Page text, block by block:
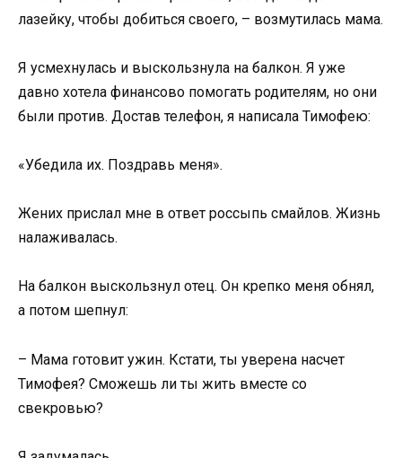
лазейку, чтобы добиться своего, – возмутилась мама.
Я усмехнулась и выскользнула на балкон. Я уже
давно хотела финансово помогать родителям, но они
были против. Достав телефон, я написала Тимофею:
«Убедила их. Поздравь меня».
Жених прислал мне в ответ россыпь смайлов. Жизнь
налаживалась.
На балкон выскользнул отец. Он крепко меня обнял,
а потом шепнул:
– Мама готовит ужин. Кстати, ты уверена насчет
Тимофея? Сможешь ли ты жить вместе со
свекровью?